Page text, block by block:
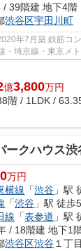
/ 39階建 地下4階
渋谷区宇田川町
千...
億3,800万円
階 / 1LDK /
ークハウス渋
万円
横線 「渋谷 」駅
「渋谷 」駅 徒歩
線 「表参道 」駅
/ 18階建 地下1
渋谷区渋谷 １丁目